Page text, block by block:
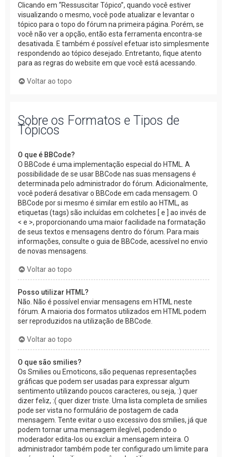
Clicando em “Ressuscitar Tópico”, quando você estiver
visualizando o mesmo, você pode atualizar e levantar o
tópico para o topo do fórum na primeira página. Porém, se
você não ver a opção, então esta ferramenta encontra-se
desativada. E também é possível efetuar isto simplesmente
respondendo ao tópico desejado. Entretanto, fique atento
para as regras do website em que você está acessando.
Voltar ao topo
Sobre os Formatos e Tipos de
Tópicos
O que é BBCode?
O BBCode é uma implementação especial do HTML. A
possibilidade de se usar BBCode nas suas mensagens é
determinada pelo administrador do fórum. Adicionalmente,
você poderá desativar o BBCode em cada mensagem. O
BBCode por si mesmo é similar em estilo ao HTML, as
etiquetas (tags) são incluídas em colchetes [ e ] ao invés de
< e >, proporcionando uma maior facilidade na formatação
de seus textos e mensagens dentro do fórum. Para mais
informações, consulte o guia de BBCode, acessível no envio
de novas mensagens.
Voltar ao topo
Posso utilizar HTML?
Não. Não é possível enviar mensagens em HTML neste
fórum. A maioria dos formatos utilizados em HTML podem
ser reproduzidos na utilização de BBCode.
Voltar ao topo
O que são smilies?
Os Smilies ou Emoticons, são pequenas representações
gráficas que podem ser usadas para expressar algum
sentimento utilizando poucos caracteres, ou seja, :) quer
dizer feliz, :( quer dizer triste. Uma lista completa de smilies
pode ser vista no formulário de postagem de cada
mensagem. Tente evitar o uso excessivo dos smilies, já que
podem tornar uma mensagem ilegível, podendo o
moderador edita-los ou excluir a mensagem inteira. O
administrador também pode ter configurado um limite para